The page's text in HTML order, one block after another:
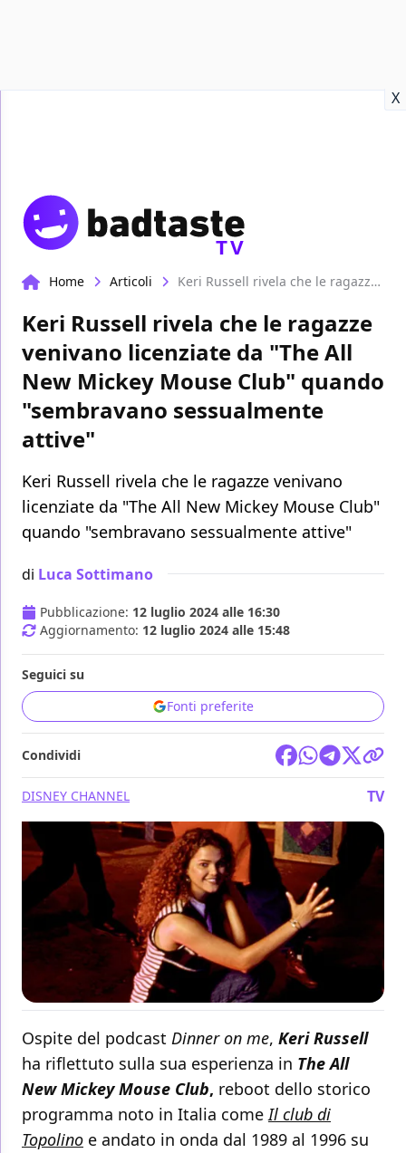
X
TV
Home Articoli Keri Russell rivela che le ragazze venivano licenziate da "The All New Mickey Mouse Club" quando "sembravano sessualmente attive"
Keri Russell rivela che le ragazze
venivano licenziate da "The All
New Mickey Mouse Club" quando
"sembravano sessualmente
attive"
Keri Russell rivela che le ragazze venivano
licenziate da "The All New Mickey Mouse Club"
quando "sembravano sessualmente attive"
di Luca Sottimano
Pubblicazione: 12 luglio 2024 alle 16:30
Aggiornamento: 12 luglio 2024 alle 15:48
Seguici su
Fonti preferite
Condividi
DISNEY CHANNEL TV
Ospite del podcast Dinner on me, Keri Russell
ha riflettuto sulla sua esperienza in The All
New Mickey Mouse Club, reboot dello storico
programma noto in Italia comeIl club di
Topolino e andato in onda dal 1989 al 1996 su